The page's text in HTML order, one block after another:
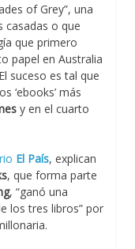
of Grey”, una
casadas o que
que primero
papel en Australia
suceso es tal que
‘ebooks’ más
y en el cuarto
El País, explican
, que forma parte
, “ganó una
los tres libros” por